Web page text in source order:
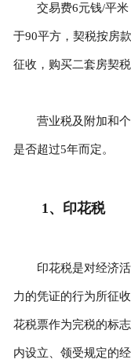
交易费6元钱/平米
于90平方，契税按房
征收，购买二套房契
营业税及附加和个
是否超过5年而定。
1、印花税
印花税是对经济活
力的凭证的行为所征
花税票作为完税的标
内设立、领受规定的